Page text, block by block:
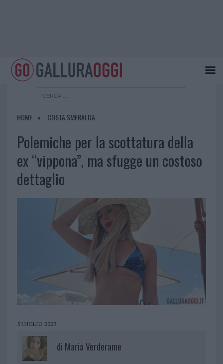
HOME COSTA SMERALDA
Polemiche per la scottatura della
ex “vippona”, ma sfugge un costoso
dettaglio
5 LUGLIO 2023
di Maria Verderame